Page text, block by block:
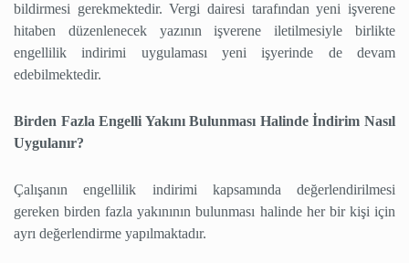
bildirmesi gerekmektedir. Vergi dairesi tarafından yeni işverene
hitaben düzenlenecek yazının işverene iletilmesiyle birlikte
engellilik indirimi uygulaması yeni işyerinde de devam
edebilmektedir.
Birden Fazla Engelli Yakını Bulunması Halinde İndirim Nasıl
Uygulanır?
Çalışanın engellilik indirimi kapsamında değerlendirilmesi
gereken birden fazla yakınının bulunması halinde her bir kişi için
ayrı değerlendirme yapılmaktadır.